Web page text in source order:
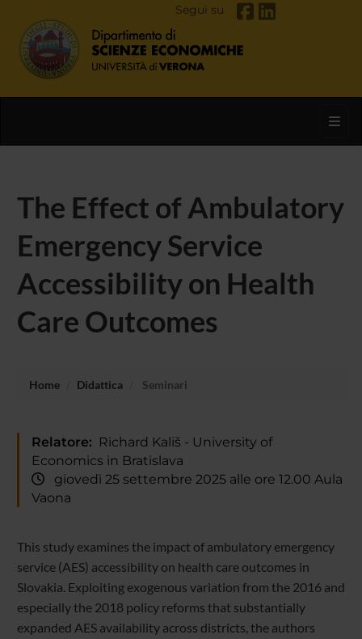
Segui su
The Effect of Ambulatory
Emergency Service
Accessibility on Health
Care Outcomes
Home Didattica Seminari
Relatore: Richard Kališ - University of
Economics in Bratislava
giovedì 25 settembre 2025 alle ore 12.00 Aula
Vaona
This study examines the impact of ambulatory emergency
service (AES) accessibility on health care outcomes in
Slovakia. Exploiting exogenous variation from the 2016 and
especially the 2018 policy reforms that substantially
expanded AES availability across districts, the authors